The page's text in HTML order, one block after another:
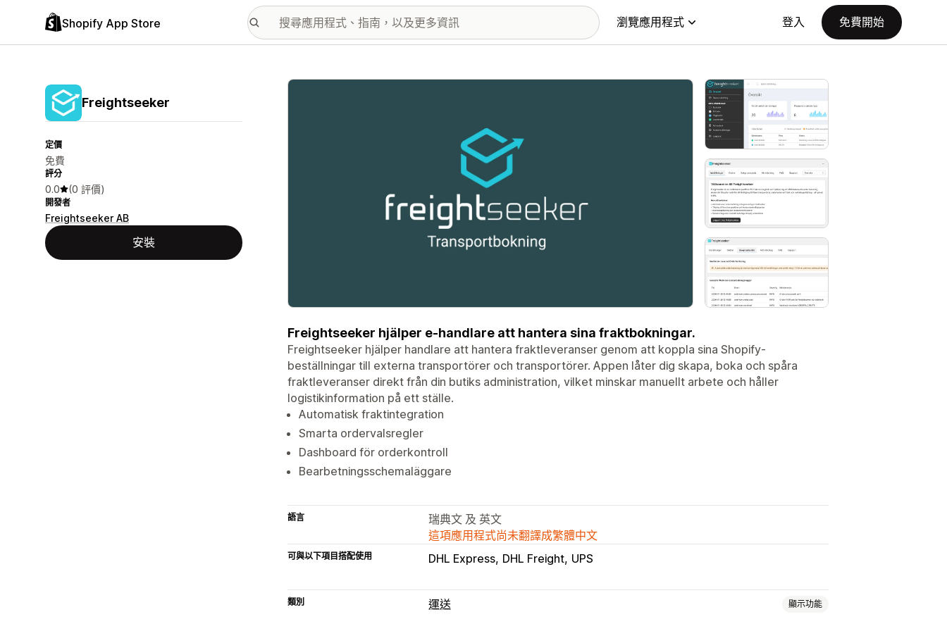
Shopify App Store 瀏覽應用程式 登入 免費開始
Freightseeker
定價
免費
評分
0.0 (0 評價)
開發者
Freightseeker AB
安裝
主要圖片圖庫
Freightseeker hjälper e-handlare att hantera sina fraktbokningar.
Freightseeker hjälper handlare att hantera fraktleveranser genom att koppla sina Shopify-
beställningar till externa transportörer och transportörer. Appen låter dig skapa, boka och spåra
fraktleveranser direkt från din butiks administration, vilket minskar manuellt arbete och håller
logistikinformation på ett ställe.
Automatisk fraktintegration
Smarta ordervalsregler
Dashboard för orderkontroll
Bearbetningsschemaläggare
語言
瑞典文 及 英文
這項應用程式尚未翻譯成繁體中文
可與以下項目搭配使用 DHL Express DHL Freight UPS
類別 運送 顯示功能